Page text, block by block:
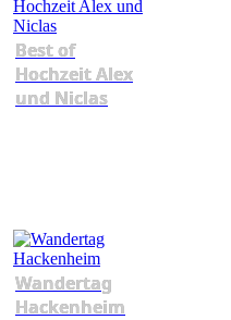
Best of
Hochzeit Alex
und Niclas
Wandertag
Hackenheim